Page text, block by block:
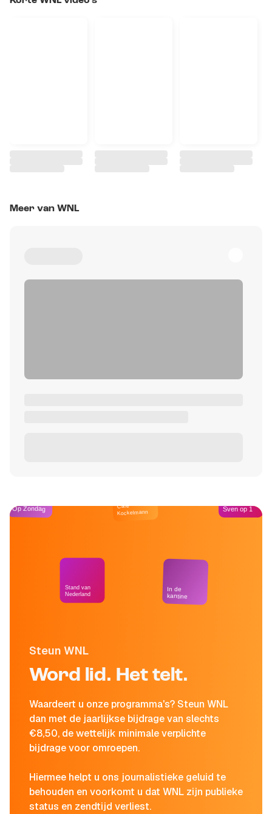
Meer van WNL
Steun WNL
Word lid. Het telt.
Waardeert u onze programma's? Steun WNL
dan met de jaarlijkse bijdrage van slechts
€8,50, de wettelijk minimale verplichte
bijdrage voor omroepen.
Hiermee helpt u ons journalistieke geluid te
behouden en voorkomt u dat WNL zijn publieke
status en zendtijd verliest.
Op Zondag
Stand van
Nederland
Café
Kockelmann
In de
kantine
Sven op 1